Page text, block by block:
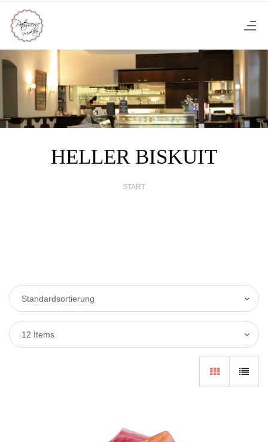
HELLER BISKUIT
START
Standardsortierung
12 Items